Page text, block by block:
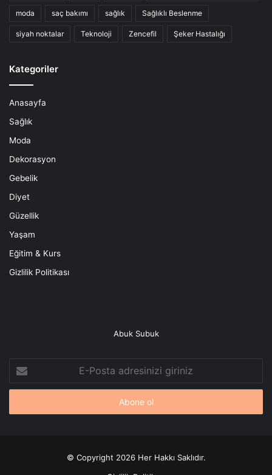
moda saç bakımı sağlık Sağlıklı Beslenme
siyah noktalar Teknoloji Zencefil Şeker Hastalığı
Kategoriler
Anasayfa
Sağlık
Moda
Dekorasyon
Gebelik
Diyet
Güzellik
Yaşam
Eğitim & Kurs
Gizlilik Politikası
Abuk Subuk
Posta
adresinizi
© Copyright 2026 Her Hakkı Saklıdır.